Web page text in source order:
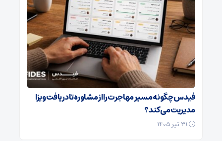
فیدس چگونه مسیر مهاجرت را از مشاوره تا دریافت ویزا
مدیریت می‌کند؟